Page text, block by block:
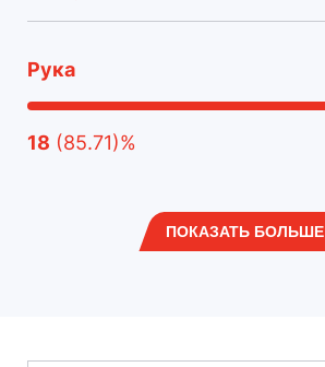
Рука
18 (85.71)%
ПОКАЗАТЬ БОЛЬШЕ